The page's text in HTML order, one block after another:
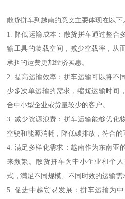
散货拼车到越南的意义主要体现在以下
1. 降低运输成本：散货拼车通过整合
输工具的装载空间，减少空载率，从
承担的运费更加经济实惠。
2. 提高运输效率：拼车运输可以将不
少多次单运输的需求，缩短运输时间
合中小型企业或货量较少的客户。
3. 减少资源浪费：拼车运输能够优化
空驶和能源消耗，降低碳排放，符合的
4. 满足多样化需求：越南作为东南亚
来频繁。散货拼车为中小企业和个
式，满足不同规模、不同时效的运输需
5. 促进中越贸易发展：拼车运输为